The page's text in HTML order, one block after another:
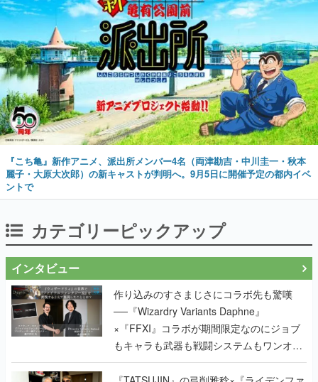
『こち亀』新作アニメ、派出所メンバー4名（両津勘吉・中川圭一・秋本
麗子・大原大次郎）の新キャストが判明へ。9月5日に開催予定の都内イベ
ントで
カテゴリーピックアップ
インタビュー
作り込みのすさまじさにコラボ先も驚嘆
──『Wizardry Variants Daphne』
×『FFXI』コラボが期間限定なのにジョブ
もキャラも武器も戦闘システムもワンオフ
で作り込まれた理由を両ディレクターに聞